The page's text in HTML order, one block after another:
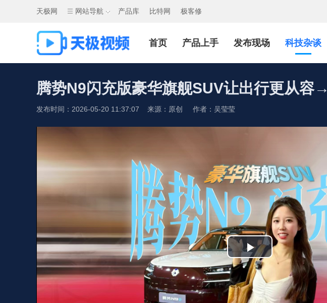
天极网 网站导航 产品库 比特网 极客修
首页 产品上手 发布现场 科技杂谈
腾势N9闪充版豪华旗舰SUV让出行更从容→
发布时间：2026-05-20 11:37:07 来源：原创 作者：吴莹莹
Play
Video